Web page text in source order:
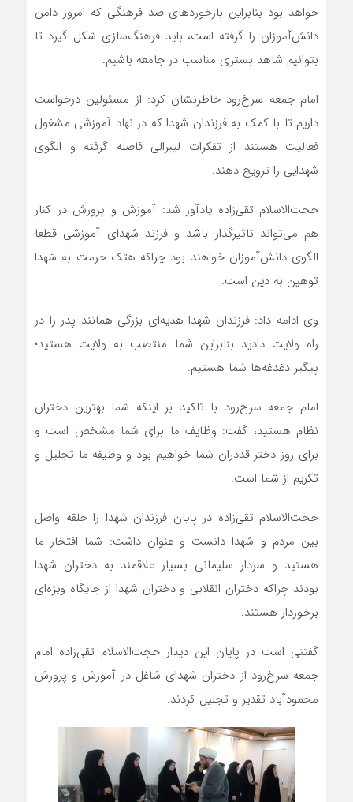
خواهد بود بنابراین بازخوردهای ضد فرهنگی که امروز دامن
دانش‌آموزان را گرفته است، باید فرهنگ‌سازی شکل گیرد تا
بتوانیم شاهد بستری مناسب در جامعه باشیم.
امام جمعه سرخ‌رود خاطرنشان کرد: از مسئولین درخواست
داریم تا با کمک به فرزندان شهدا که در نهاد آموزشی مشغول
فعالیت هستند از تفکرات لیبرالی فاصله گرفته و الگوی
شهدایی را ترویج دهند.
حجت‌الاسلام تقی‌زاده یادآور شد: آموزش و پرورش در کنار
هم می‌تواند تاثیرگذار باشد و فرزند شهدای آموزشی قطعا
الگوی دانش‌آموزان خواهند بود چراکه هتک حرمت به شهدا
توهین به دین است.
وی ادامه داد: فرزندان شهدا هدیه‌ای بزرگی همانند پدر را در
راه ولایت دادید بنابراین شما منتصب به ولایت هستید؛
پیگیر دغدغه‌ها شما هستیم.
امام جمعه سرخ‌رود با تاکید بر اینکه شما بهترین دختران
نظام هستید، گفت: وظایف ما برای شما مشخص است و
برای روز دختر قددران شما خواهیم بود و وظیفه ما تجلیل و
تکریم از شما است.
حجت‌الاسلام تقی‌زاده در پایان فرزندان شهدا را حلقه واصل
بین مردم و شهدا دانست و عنوان داشت: شما افتخار ما
هستید و سردار سلیمانی بسیار علاقمند به دختران شهدا
بودند چراکه دختران انقلابی و دختران شهدا از جایگاه ویژه‌ای
برخوردار هستند.
گفتنی است در پایان این دیدار حجت‌الاسلام تقی‌زاده امام
جمعه سرخ‌رود از دختران شهدای شاغل در آموزش و پرورش
محمودآباد تقدیر و تجلیل کردند.